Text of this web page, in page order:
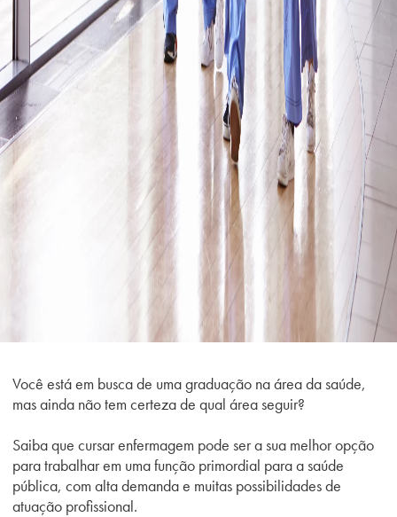
Você está em busca de uma graduação na área da saúde,
mas ainda não tem certeza de qual área seguir?
Saiba que cursar enfermagem pode ser a sua melhor opção
para trabalhar em uma função primordial para a saúde
pública, com alta demanda e muitas possibilidades de
atuação profissional.